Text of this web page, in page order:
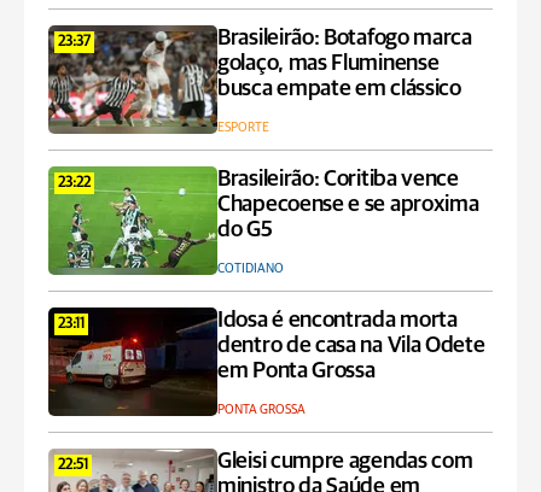
23:37
Brasileirão: Botafogo marca
golaço, mas Fluminense
busca empate em clássico
ESPORTE
23:22
Brasileirão: Coritiba vence
Chapecoense e se aproxima
do G5
COTIDIANO
23:11
Idosa é encontrada morta
dentro de casa na Vila Odete
em Ponta Grossa
PONTA GROSSA
22:51
Gleisi cumpre agendas com
ministro da Saúde em